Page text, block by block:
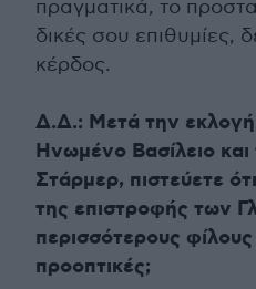
πραγματικά, το
δικές σου επιθυμίες,
κέρδος.
Δ.Δ.: Μετά την
Ηνωμένο Βασίλειο
Στάρμερ, πιστεύετε
της επιστροφής των
περισσότερους
προοπτικές;